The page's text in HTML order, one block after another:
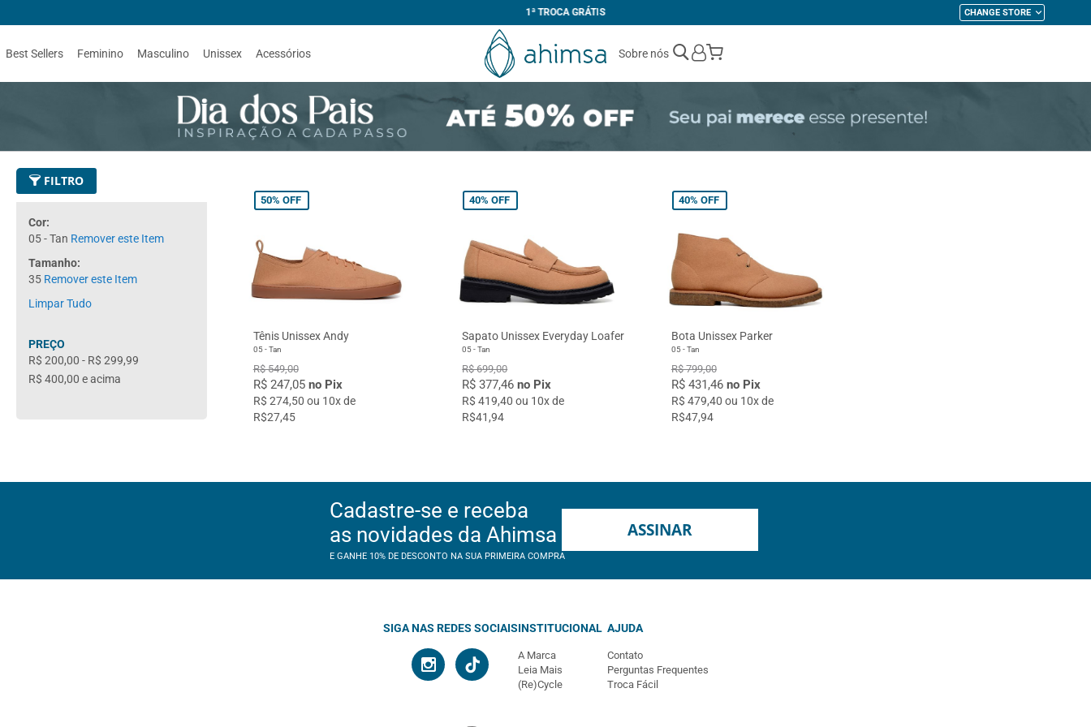
1ª TROCA GRÁTIS CHANGE STORE
Best Sellers Feminino Masculino Unissex Acessórios Sobre nós
My Cart
FILTRO
Cor
05 - Tan Remover este Item
Tamanho
35 Remover este Item
Limpar Tudo
PREÇO
R$ 200,00 - R$ 299,99
R$ 400,00 e acima
50% OFF
Tênis Unissex Andy
05 - Tan
R$ 549,00
R$ 247,05 no Pix
R$ 274,50 ou 10x de
R$27,45
40% OFF
Sapato Unissex Everyday Loafer
05 - Tan
R$ 699,00
R$ 377,46no Pix
R$ 419,40 ou 10x de
R$41,94
40% OFF
Bota Unissex Parker
05 - Tan
R$ 799,00
R$ 431,46 no Pix
R$ 479,40 ou 10x de
R$47,94
Cadastre-se e receba
as novidades da Ahimsa
E GANHE 10% DE DESCONTO NA SUA PRIMEIRA COMPRA
ASSINAR
SIGA NAS REDES SOCIAISINSTITUCIONAL
A Marca
Leia Mais
(Re)Cycle
AJUDA
Contato
Perguntas Frequentes
Troca Fácil